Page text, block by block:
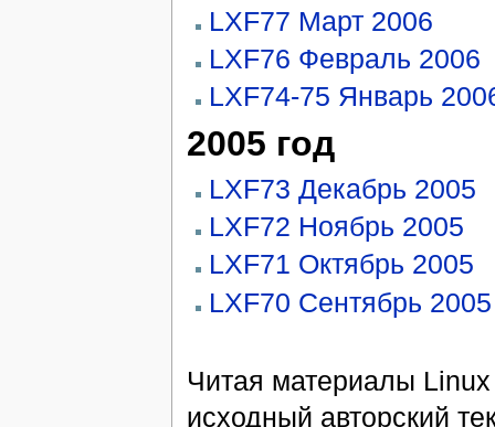
LXF77 Март 2006
LXF76 Февраль 2006
LXF74-75 Январь
2005 год
LXF73 Декабрь 2005
LXF72 Ноябрь 2005
LXF71 Октябрь 2005
LXF70 Сентябрь 2005
Читая материалы
исходный авторский